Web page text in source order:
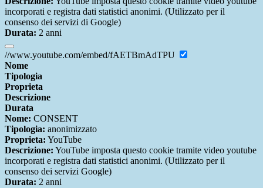
incorporati e registra dati statistici anonimi. (Utilizzato per il
consenso dei servizi di Google)
Durata: 2 anni
//www.youtube.com/embed/fAETBmAdTPU
Nome
Tipologia
Proprieta
Descrizione
Durata
Nome: CONSENT
Tipologia: anonimizzato
Proprieta: YouTube
Descrizione: YouTube imposta questo cookie tramite video youtube
incorporati e registra dati statistici anonimi. (Utilizzato per il
consenso dei servizi Google)
Durata: 2 anni